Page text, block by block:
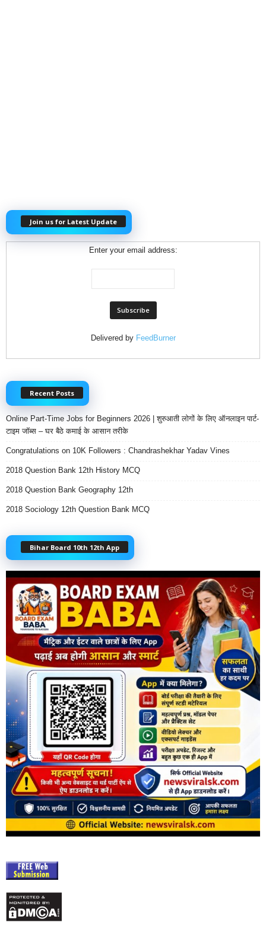
Join us for Latest Update
Enter your email address:
Delivered by FeedBurner
Recent Posts
Online Part-Time Jobs for Beginners 2026 | शुरुआती लोगों के लिए ऑनलाइन पार्ट-
टाइम जॉब्स – घर बैठे कमाई के आसान तरीके
Congratulations on 10K Followers : Chandrashekhar Yadav Vines
2018 Question Bank 12th History MCQ
2018 Question Bank Geography 12th
2018 Sociology 12th Question Bank MCQ
Bihar Board 10th 12th App